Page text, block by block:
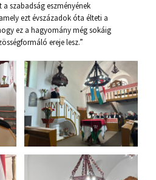
szabadság eszményének
ezt évszázadok óta élteti a
ez a hagyomány még sokáig
ereje lesz.”